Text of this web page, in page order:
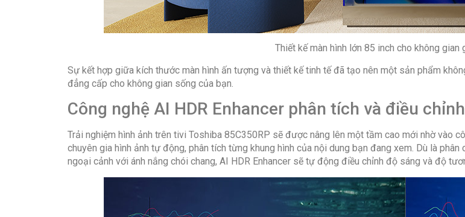
Thiết kế màn hình lớn 85 inch cho không gian
Sự kết hợp giữa kích thước màn hình ấn tượng và thiết kế tinh tế đã tạo nên một sản phẩm
đẳng cấp cho không gian sống của bạn.
Công nghệ AI HDR Enhancer phân tích và điều
Trải nghiệm hình ảnh trên tivi Toshiba 85C350RP sẽ được nâng lên một tầm cao mới nhờ vào
chuyên gia hình ảnh tự động, phân tích từng khung hình của nội dung bạn đang xem. Dù là
ngoại cảnh với ánh nắng chói chang, AI HDR Enhancer sẽ tự động điều chỉnh độ sáng và độ